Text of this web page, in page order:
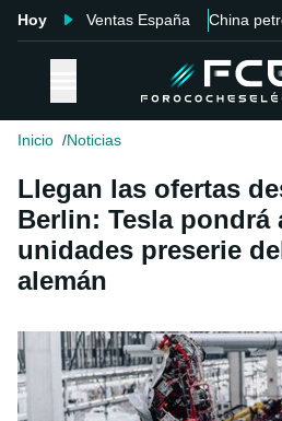
Hoy Ventas España China
Inicio Noticias
Llegan las ofertas
Berlin: Tesla pondrá
unidades preserie
alemán